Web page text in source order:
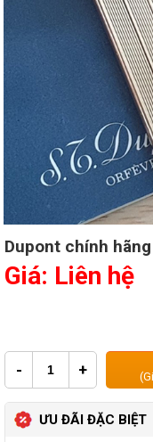
Dupont chính
Giá: Liên hệ
- +
ƯU ĐÃI ĐẶC BIỆT